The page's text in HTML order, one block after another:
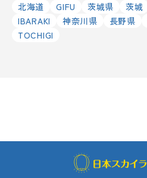
北海道
GIFU 茨城県 茨城
IBARAKI
神奈川県 長野県
TOCHIGI